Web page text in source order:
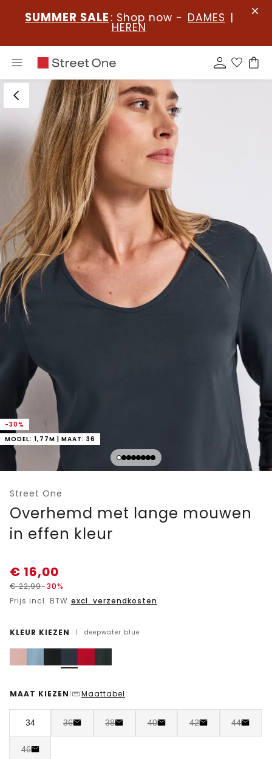
SUMMER SALE : Shop now - DAMES |
HEREN
-30%
MODEL: 1,77M | MAAT: 36
Street One
Overhemd met lange mouwen
in effen kleur
€ 16,00
€22,99-30%
Prijs incl. BTW excl. verzendkosten
KLEUR KIEZEN | deepwater blue
MAAT KIEZEN | Maattabel
34 36 38 40 42 44
46